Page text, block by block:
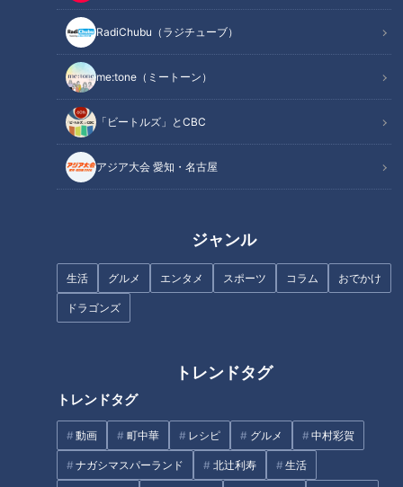
RadiChubu（ラジチューブ）
me:tone（ミートーン）
「ビートルズ」とCBC
アジア大会 愛知・名古屋
ジャンル
生活 グルメ エンタメ スポーツ コラム おでかけ
ドラゴンズ
トレンドタグ
トレンドタグ
動画 町中華 レシピ グルメ 中村彩賀
ナガシマスパーランド 北辻利寿 生活
キユーピー３分クッキング講師
歴45年！宮本和秀先生が番組を
卒業最後の放送は『公開収録２
【切り抜きみてちょ】魔法の一
#柳沢アナ #夏目アナ #榊原アナ
超お得プチ贅沢！
夕食後の公園で逆上がり練習！
小1の娘をほめてほしい